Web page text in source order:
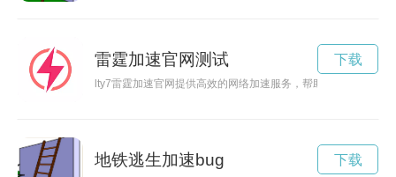
雷霆加速官网测试
lty7雷霆加速官网提供高效的网络加速服务，帮助您快速畅游网
下载
地铁逃生加速bug 下载